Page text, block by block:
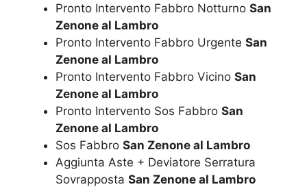
Pronto Intervento Fabbro Notturno San
Zenone al Lambro
Pronto Intervento Fabbro Urgente San
Zenone al Lambro
Pronto Intervento Fabbro Vicino San
Zenone al Lambro
Pronto Intervento Sos Fabbro San
Zenone al Lambro
Sos Fabbro San Zenone al Lambro
Aggiunta Aste + Deviatore Serratura
Sovrapposta San Zenone al Lambro